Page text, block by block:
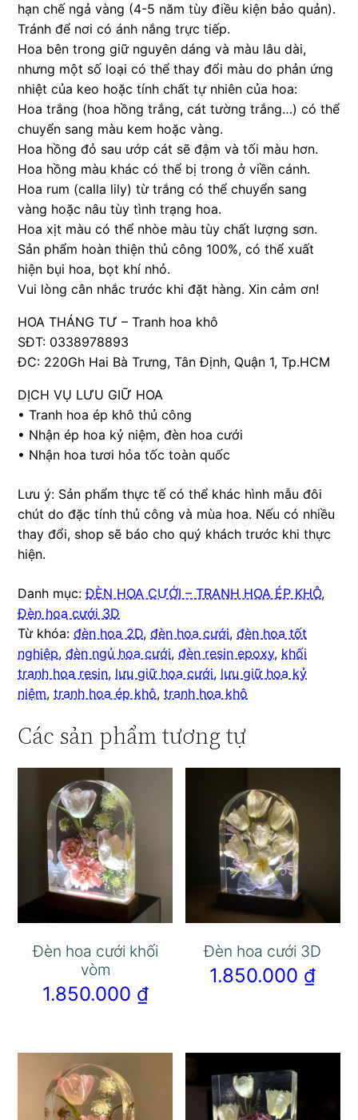
hạn chế ngả vàng (4-5 năm tùy điều kiện bảo quản).
Tránh để nơi có ánh nắng trực tiếp.
Hoa bên trong giữ nguyên dáng và màu lâu dài,
nhưng một số loại có thể thay đổi màu do phản ứng
nhiệt của keo hoặc tính chất tự nhiên của hoa:
Hoa trắng (hoa hồng trắng, cát tường trắng…) có thể
chuyển sang màu kem hoặc vàng.
Hoa hồng đỏ sau ướp cát sẽ đậm và tối màu hơn.
Hoa hồng màu khác có thể bị trong ở viền cánh.
Hoa rum (calla lily) từ trắng có thể chuyển sang
vàng hoặc nâu tùy tình trạng hoa.
Hoa xịt màu có thể nhòe màu tùy chất lượng sơn.
Sản phẩm hoàn thiện thủ công 100%, có thể xuất
hiện bụi hoa, bọt khí nhỏ.
Vui lòng cân nhắc trước khi đặt hàng. Xin cảm ơn!
HOA THÁNG TƯ – Tranh hoa khô
SĐT: 0338978893
ĐC: 220Gh Hai Bà Trưng, Tân Định, Quận 1, Tp.HCM
DỊCH VỤ LƯU GIỮ HOA
• Tranh hoa ép khô thủ công
• Nhận ép hoa kỷ niệm, đèn hoa cưới
• Nhận hoa tươi hỏa tốc toàn quốc
Lưu ý: Sản phẩm thực tế có thể khác hình mẫu đôi
chút do đặc tính thủ công và mùa hoa. Nếu có nhiều
thay đổi, shop sẽ báo cho quý khách trước khi thực
hiện.
Danh mục:ĐÈN HOA CƯỚI – TRANH HOA ÉP KHÔ,
Đèn hoa cưới 3D
Từ khóa:đèn hoa 2D,đèn hoa cưới,đèn hoa tốt
nghiệp,đèn ngủ hoa cưới,đèn resin epoxy, khối
tranh hoa resin, lưu giữ hoa cưới, lưu giữ hoa kỷ
niệm,tranh hoa ép khô,tranh hoa khô
Các sản phẩm tương tự
Đèn hoa cưới khối
vòm
1.850.000 ₫
Đèn hoa cưới 3D
1.850.000 ₫